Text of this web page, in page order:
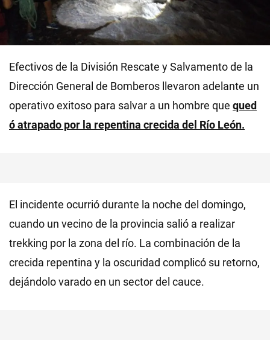
Efectivos de la División Rescate y Salvamento de la
Dirección General de Bomberos llevaron adelante un
operativo exitoso para salvar a un hombre que qued
ó atrapado por la repentina crecida del Río León.
El incidente ocurrió durante la noche del domingo,
cuando un vecino de la provincia salió a realizar
trekking por la zona del río. La combinación de la
crecida repentina y la oscuridad complicó su retorno,
dejándolo varado en un sector del cauce.